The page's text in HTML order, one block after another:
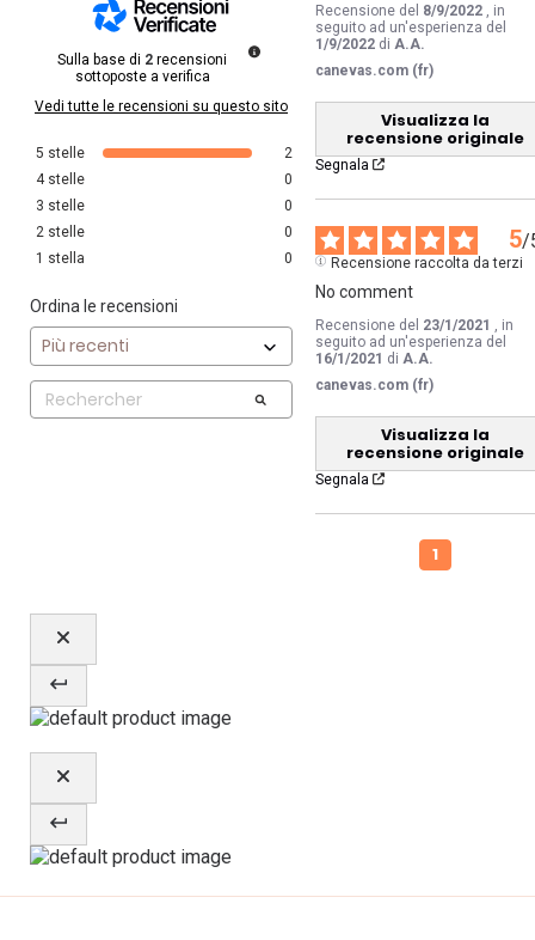
Sulla base di 2 recensioni
sottoposte a verifica
Vedi tutte le recensioni su questo sito
5 stelle
2
4 stelle
0
3 stelle
0
2 stelle
0
1 stella 0
Ordina le recensioni
Recensione del 8/9/2022
, in
seguito ad un'esperienza del
1/9/2022 di A.A.
canevas.com (fr)
Visualizza la
recensione originale
Segnala
5/
Recensione raccolta da terzi
No comment
Recensione del 23/1/2021
, in
seguito ad un'esperienza del
16/1/2021 di A.A.
canevas.com (fr)
Visualizza la
recensione originale
Segnala
1